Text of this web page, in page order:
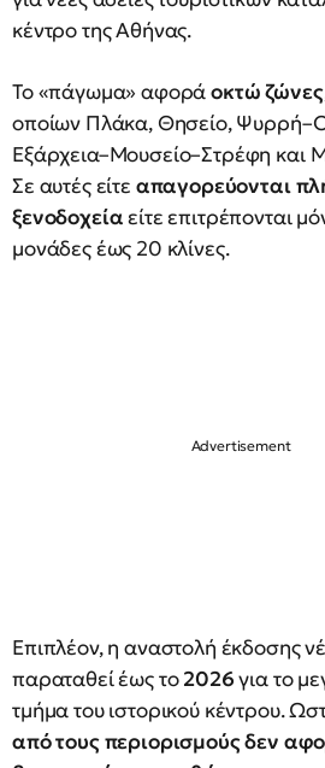
κέντρο της Αθήνας.
Το «πάγωμα» αφοράοκτώ ζώνες
οποίων Πλάκα, Θησείο,
Εξάρχεια–Μουσείο–Στρέφη και
Σε αυτές είτε απαγορεύονται
ξενοδοχείαείτε επιτρέπονται
μονάδες έως 20 κλίνες.
Επιπλέον, η αναστολή έκδοσης
παραταθεί έως το2026για το
τμήμα του ιστορικού κέντρου.
από τους περιορισμούς δεν